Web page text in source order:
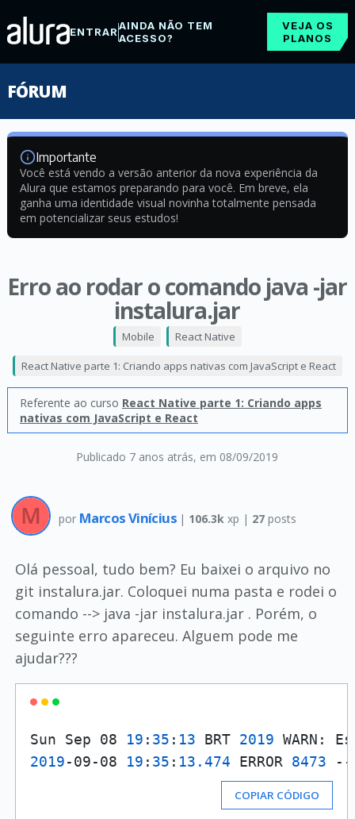
ENTRARAINDA NÃO TEM
ACESSO?
VEJA OS
PLANOS
FÓRUM
Importante
Você está vendo a versão anterior da nova experiência da
Alura que estamos preparando para você. Em breve, ela
ganha uma identidade visual novinha totalmente pensada
em potencializar seus estudos!
Erro ao rodar o comando java -jar
instalura.jar
Publicado 7 anos atrás, em 08/09/2019
Mobile React Native
React Native parte 1: Criando apps nativas com JavaScript e React
Referente ao curso React Native parte 1: Criando apps
nativas com JavaScript e React
por Marcos Vinícius | 106.3k xp | 27 posts
Olá pessoal, tudo bem? Eu baixei o arquivo no
git instalura.jar. Coloquei numa pasta e rodei o
comando --> java -jar instalura.jar . Porém, o
seguinte erro apareceu. Alguem pode me
ajudar???
Sun Sep 08 19 : 35 : 13 BRT 2019 WARN:
2019-09-08 19 : 35 : 13.474 ERROR 8473
COPIAR CÓDIGO